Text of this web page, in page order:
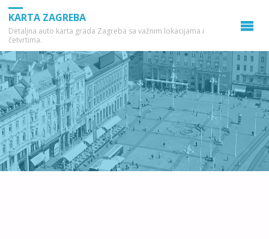
KARTA ZAGREBA
Detaljna auto karta grada Zagreba sa važnim lokacijama i
četvrtima.